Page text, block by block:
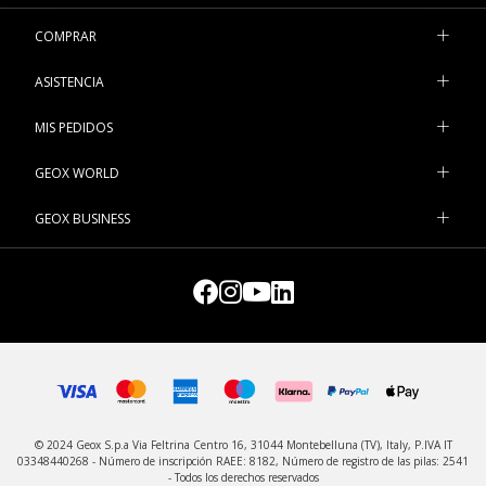
COMPRAR
ASISTENCIA
MIS PEDIDOS
GEOX WORLD
GEOX BUSINESS
© 2024 Geox S.p.a Via Feltrina Centro 16, 31044 Montebelluna (TV), Italy, P.IVA IT
03348440268 - Número de inscripción RAEE: 8182, Número de registro de las pilas: 2541
- Todos los derechos reservados